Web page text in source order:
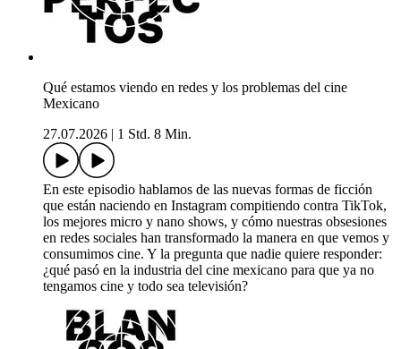
Qué estamos viendo en redes y los problemas del cine
Mexicano
27.07.2026
1 Std. 8 Min.
En este episodio hablamos de las nuevas formas de ficción
que están naciendo en Instagram compitiendo contra TikTok,
los mejores micro y nano shows, y cómo nuestras obsesiones
en redes sociales han transformado la manera en que vemos y
consumimos cine. Y la pregunta que nadie quiere responder:
¿qué pasó en la industria del cine mexicano para que ya no
tengamos cine y todo sea televisión?